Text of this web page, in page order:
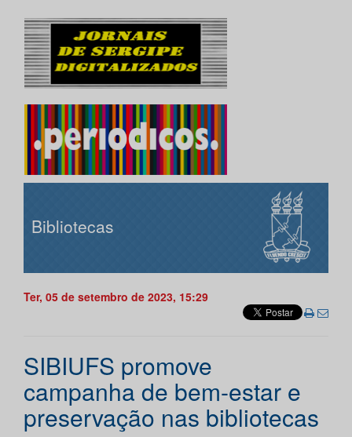
Bibliotecas
Ter, 05 de setembro de 2023, 15:29
SIBIUFS promove
campanha de bem-estar e
preservação nas bibliotecas